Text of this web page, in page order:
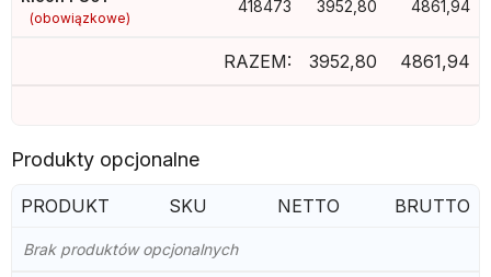
(obowiązkowe)
418473 3952,80 4861,94
RAZEM: 3952,80 4861,94
Produkty opcjonalne
PRODUKT SKU NETTO BRUTTO
Brak produktów opcjonalnych